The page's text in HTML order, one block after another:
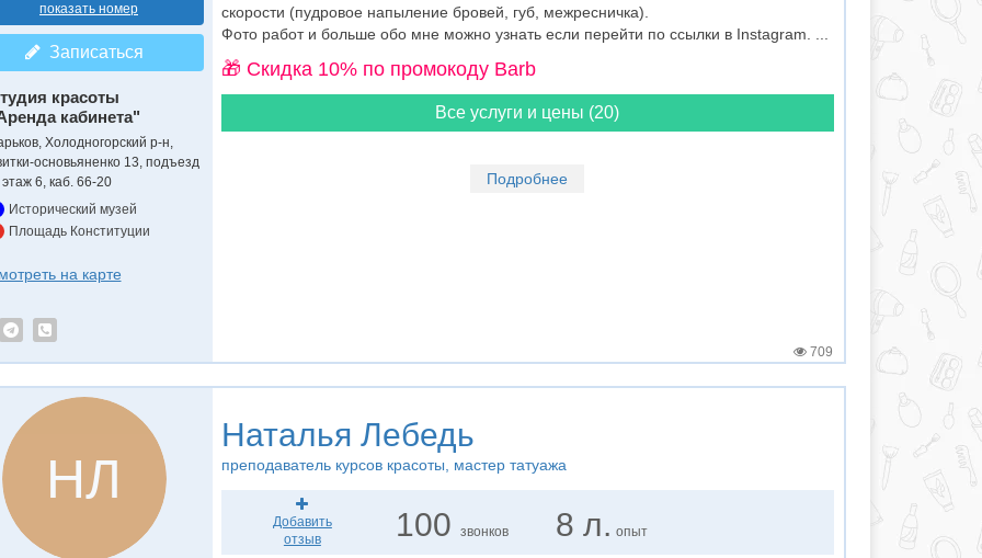
показать номер
Записаться
красоты
кабинета"
Холодногорский р-н,
основьяненко 13, подъезд
6, каб. 66-20
Исторический музей
Площадь Конституции
на карте
скорости (пудровое напыление бровей, губ, межресничка).
Фото работ и больше обо мне можно узнать если перейти по ссылки в Instagram. ...
🎁 Cкидка 10% по промокоду Barb
Все услуги и цены (20)
Подробнее
709
НЛ
Наталья Лебедь
преподаватель курсов красоты , мастер татуажа
Добавить
отзыв
100звонков 8 л. опыт